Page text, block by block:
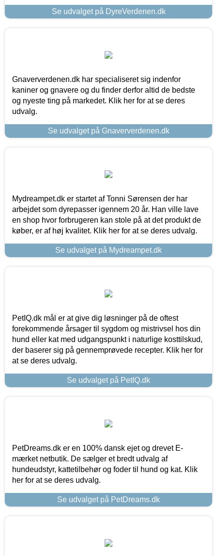
Se udvalget på DyreVerdenen.dk
Gnaververdenen.dk har specialiseret sig indenfor
kaniner og gnavere og du finder derfor altid de bedste
og nyeste ting på markedet. Klik her for at se deres
udvalg.
Se udvalget på Gnaververdenen.dk
Mydreampet.dk er startet af Tonni Sørensen der har
arbejdet som dyrepasser igennem 20 år. Han ville lave
en shop hvor forbrugeren kan stole på at det produkt de
køber, er af høj kvalitet. Klik her for at se deres udvalg.
Se udvalget på Mydreampet.dk
PetIQ.dk mål er at give dig løsninger på de oftest
forekommende årsager til sygdom og mistrivsel hos din
hund eller kat med udgangspunkt i naturlige kosttilskud,
der baserer sig på gennemprøvede recepter. Klik her for
at se deres udvalg.
Se udvalget på PetIQ.dk
PetDreams.dk er en 100% dansk ejet og drevet E-
mærket netbutik. De sælger et bredt udvalg af
hundeudstyr, kattetilbehør og foder til hund og kat. Klik
her for at se deres udvalg.
Se udvalget på PetDreams.dk